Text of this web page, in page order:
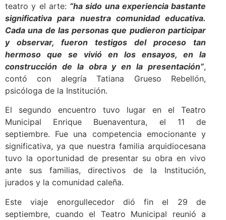
teatro y el arte: “ha sido una experiencia bastante
significativa para nuestra comunidad educativa.
Cada una de las personas que pudieron participar
y observar, fueron testigos del proceso tan
hermoso que se vivió en los ensayos, en la
construcción de la obra y en la presentación”,
contó con alegría Tatiana Grueso Rebellón,
psicóloga de la Institución.
El segundo encuentro tuvo lugar en el Teatro
Municipal Enrique Buenaventura, el 11 de
septiembre. Fue una competencia emocionante y
significativa, ya que nuestra familia arquidiocesana
tuvo la oportunidad de presentar su obra en vivo
ante sus familias, directivos de la Institución,
jurados y la comunidad caleña.
Este viaje enorgullecedor dió fin el 29 de
septiembre, cuando el Teatro Municipal reunió a